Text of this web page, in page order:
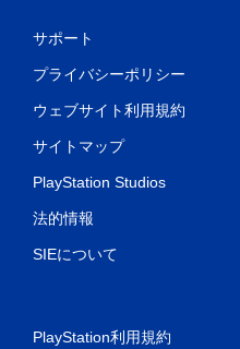
サポート
プライバシーポリシー
ウェブサイト利用規約
サイトマップ
PlayStation Studios
法的情報
SIEについて
PlayStation利用規約